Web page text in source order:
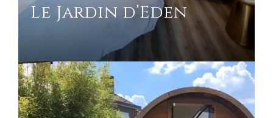
Le Jardin d’Eden